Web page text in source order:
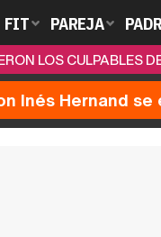
FIT PAREJA
LOS CULPABLES
Inés Hernand